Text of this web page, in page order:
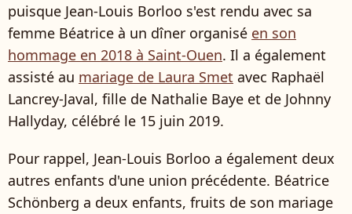
puisque Jean-Louis Borloo s'est rendu avec sa
femme Béatrice à un dîner organisé en son
hommage en 2018 à Saint-Ouen. Il a également
assisté au mariage de Laura Smet avec Raphaël
Lancrey-Javal, fille de Nathalie Baye et de Johnny
Hallyday, célébré le 15 juin 2019.
Pour rappel, Jean-Louis Borloo a également deux
autres enfants d'une union précédente. Béatrice
Schönberg a deux enfants, fruits de son mariage